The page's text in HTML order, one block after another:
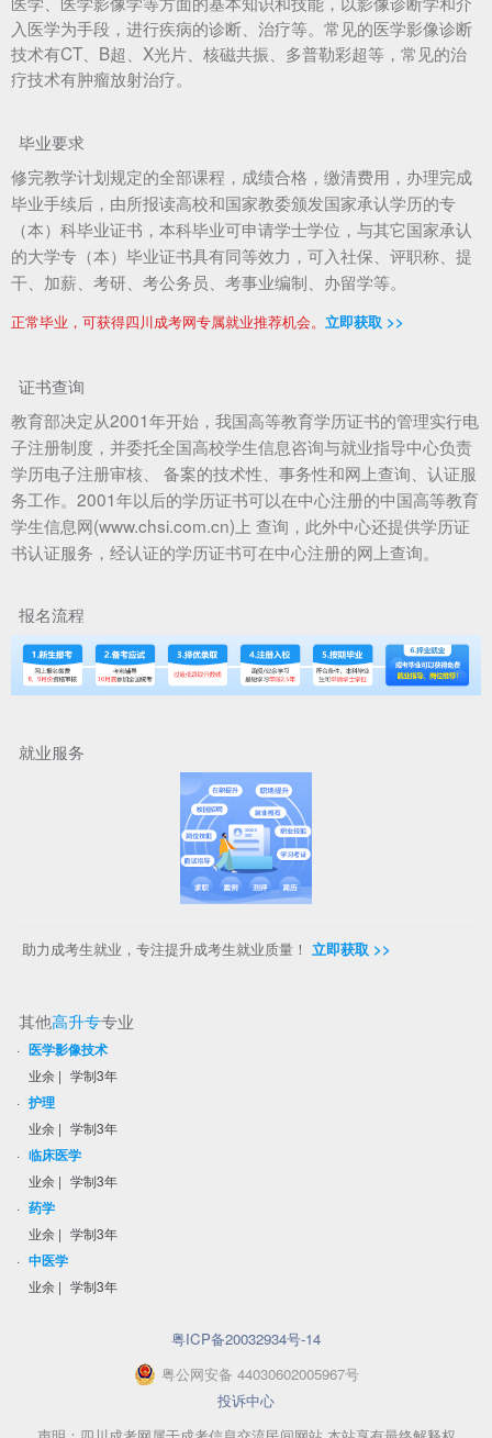
入医学为手段，进行疾病的诊断、治疗等。常见的医学影像诊断
技术有CT、B超、X光片、核磁共振、多普勒彩超等，常见的治
疗技术有肿瘤放射治疗。
毕业要求
修完教学计划规定的全部课程，成绩合格，缴清费用，办理完成
毕业手续后，由所报读高校和国家教委颁发国家承认学历的专
（本）科毕业证书，本科毕业可申请学士学位，与其它国家承认
的大学专（本）毕业证书具有同等效力，可入社保、评职称、提
干、加薪、考研、考公务员、考事业编制、办留学等。
正常毕业，可获得四川成考网专属就业推荐机会。 立即获取 >>
证书查询
教育部决定从2001年开始，我国高等教育学历证书的管理实行电
子注册制度，并委托全国高校学生信息咨询与就业指导中心负责
学历电子注册审核、 备案的技术性、事务性和网上查询、认证服
务工作。2001年以后的学历证书可以在中心注册的中国高等教育
学生信息网(www.chsi.com.cn)上 查询，此外中心还提供学历证
书认证服务，经认证的学历证书可在中心注册的网上查询。
报名流程
就业服务
助力成考生就业，专注提升成考生就业质量！ 立即获取 >>
其他高升专专业
· 医学影像技术
业余 | 学制3年
· 护理
业余 | 学制3年
· 临床医学
业余 | 学制3年
· 药学
业余 | 学制3年
· 中医学
业余 | 学制3年
粤ICP备20032934号-14
粤公网安备 44030602005967号
投诉中心